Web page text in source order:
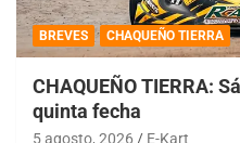
BREVES CHAQUEÑO TIERRA
CHAQUEÑO TIERRA:
quinta fecha
5 agosto, 2026 E-Kart